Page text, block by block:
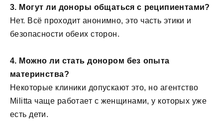
3. Могут ли доноры общаться с реципиентами?
Нет. Всё проходит анонимно, это часть этики и
безопасности обеих сторон.
4. Можно ли стать донором без опыта
материнства?
Некоторые клиники допускают это, но агентство
Militta чаще работает с женщинами, у которых уже
есть дети.